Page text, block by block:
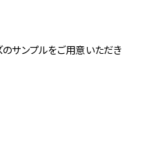
のサンプルをご用意いただき